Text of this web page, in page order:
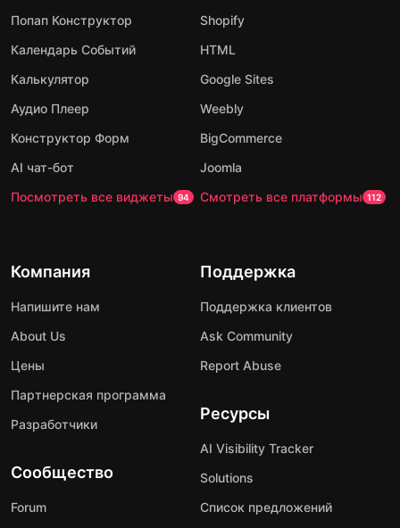
Попап Конструктор
Календарь Событий
Калькулятор
Аудио Плеер
Конструктор Форм
AI чат-бот
Посмотреть все виджеты 94
Shopify
HTML
Google Sites
Weebly
BigCommerce
Joomla
Смотреть все платформы 112
Компания
Напишите нам
About Us
Цены
Партнерская программа
Разработчики
Сообщество
Forum
Поддержка
Поддержка клиентов
Ask Community
Report Abuse
Ресурсы
AI Visibility Tracker
Solutions
Список предложений